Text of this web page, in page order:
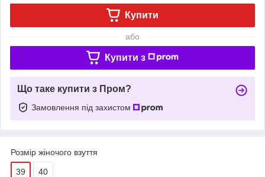
Купити
або
Купити з
Що таке купити з Пром?
Замовлення під захистом
Розмір жіночого взуття
39 40